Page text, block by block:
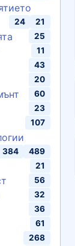
21
24
25
11
43
20
60
23
107
489
384
21
56
32
36
61
268